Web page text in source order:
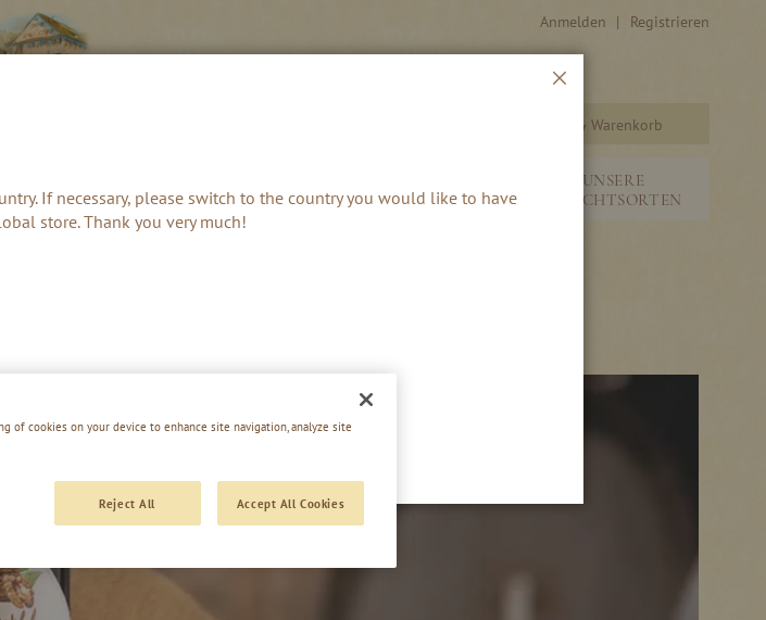
Anmelden Registrieren
Warenkorb
PUNSCH
ZUBEHÖR
SAISONALES
UNSERE
FRUCHTSORTEN
of cookies on your device to enhance site navigation, analyze site
Reject All Accept All Cookies
If necessary, please switch to the country you would like to have
store. Thank you very much!